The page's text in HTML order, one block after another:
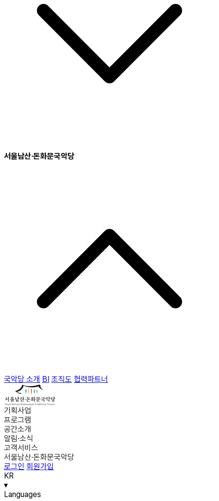
서울남산·돈화문국악당
국악당 소개 BI 조직도 협력파트너
기획사업
프로그램
공간소개
알림·소식
고객서비스
서울남산·돈화문국악당
로그인 회원가입
KR
▾
Languages